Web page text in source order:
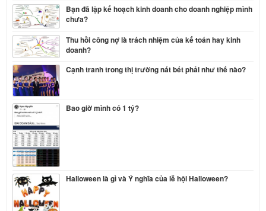
Bạn đã lập kế hoạch kinh doanh cho doanh nghiệp mình
chưa?
Thu hồi công nợ là trách nhiệm của kế toán hay kinh
doanh?
Cạnh tranh trong thị trường nát bét phải như thế nào?
Bao giờ mình có 1 tỷ?
Halloween là gì và Ý nghĩa của lễ hội Halloween?